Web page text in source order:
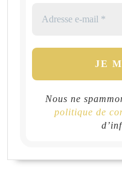
Nous ne
politique de